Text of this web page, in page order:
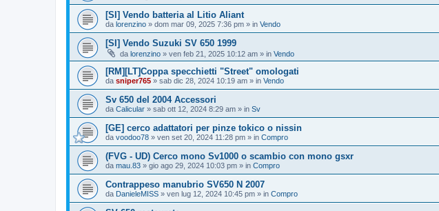
[SI] Vendo batteria al Litio Aliant
da lorenzino » dom mar 09, 2025 7:36 pm » in Vendo
[SI] Vendo Suzuki SV 650 1999
da lorenzino » ven feb 21, 2025 10:12 am » in Vendo
[RM][LT]Coppa specchietti "Street" omologati
da sniper765 » sab dic 28, 2024 10:19 am » in Vendo
Sv 650 del 2004 Accessori
da Calicular » sab ott 12, 2024 8:29 am » in Sv
[GE] cerco adattatori per pinze tokico o nissin
da voodoo78 » ven set 20, 2024 11:28 pm » in Compro
(FVG - UD) Cerco mono Sv1000 o scambio con mono gsxr
da mau.83 » gio ago 29, 2024 10:03 pm » in Compro
Contrappeso manubrio SV650 N 2007
da DanieleMISS » ven lug 12, 2024 10:45 pm » in Compro